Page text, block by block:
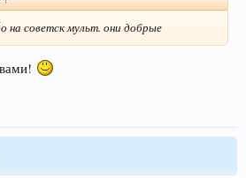
на советск мульт. они добрые